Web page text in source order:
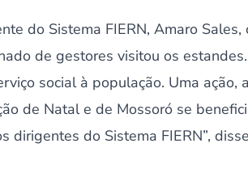
do Sistema FIERN, Amaro
de gestores visitou os
social à população. Uma
de Natal e de Mossoró se
dirigentes do Sistema FIERN”,